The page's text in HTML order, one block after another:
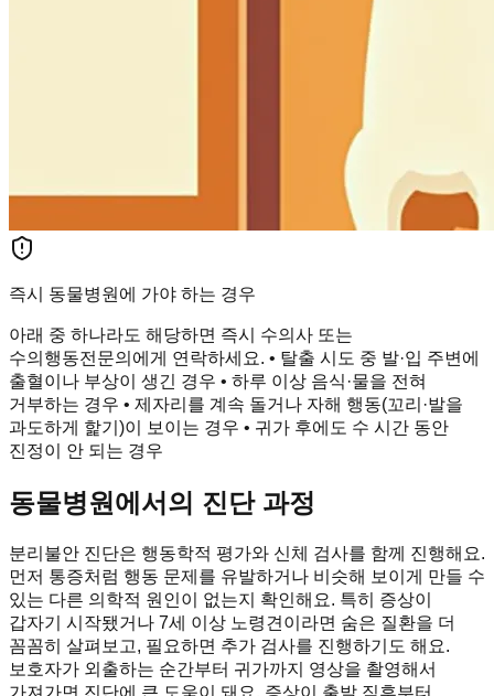
즉시 동물병원에 가야 하는 경우
아래 중 하나라도 해당하면 즉시 수의사 또는
수의행동전문의에게 연락하세요. • 탈출 시도 중 발·입 주변에
출혈이나 부상이 생긴 경우 • 하루 이상 음식·물을 전혀
거부하는 경우 • 제자리를 계속 돌거나 자해 행동(꼬리·발을
과도하게 핥기)이 보이는 경우 • 귀가 후에도 수 시간 동안
진정이 안 되는 경우
동물병원에서의 진단 과정
분리불안 진단은 행동학적 평가와 신체 검사를 함께 진행해요.
먼저 통증처럼 행동 문제를 유발하거나 비슷해 보이게 만들 수
있는 다른 의학적 원인이 없는지 확인해요. 특히 증상이
갑자기 시작됐거나 7세 이상 노령견이라면 숨은 질환을 더
꼼꼼히 살펴보고, 필요하면 추가 검사를 진행하기도 해요.
보호자가 외출하는 순간부터 귀가까지 영상을 촬영해서
가져가면 진단에 큰 도움이 돼요. 증상이 출발 직후부터